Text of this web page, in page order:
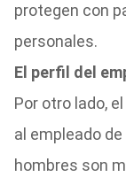
protegen con
personales.
El perfil del
Por otro lado,
al empleado
hombres son